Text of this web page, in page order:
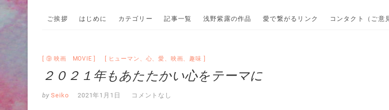
ご挨拶 はじめに カテゴリー 記事一覧 浅野紫露の作品 愛で繋がるリンク コンタクト（ご意
⑨ 映画 MOVIE ヒューマン 、 心、愛、 映画、 趣味
２０２１年もあたたかい心をテーマに
by Seiko 2021年1月1日 コメントなし